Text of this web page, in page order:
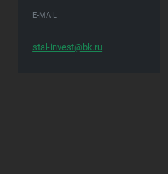
E-MAIL
stal-invest@bk.ru